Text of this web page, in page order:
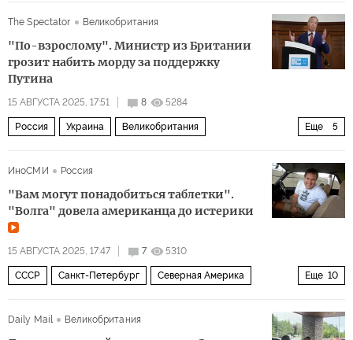
The Spectator Великобритания
"По-взрослому". Министр из Британии
грозит набить морду за поддержку
Путина
15 АВГУСТА 2025, 17:51 8 5284
Еще 5
Россия Украина Великобритания
ИноСМИ Россия
"Вам могут понадобиться таблетки".
"Волга" довела американца до истерики
15 АВГУСТА 2025, 17:47 7 5310
Еще 10
СССР Санкт-Петербург Северная Америка
Daily Mail Великобритания